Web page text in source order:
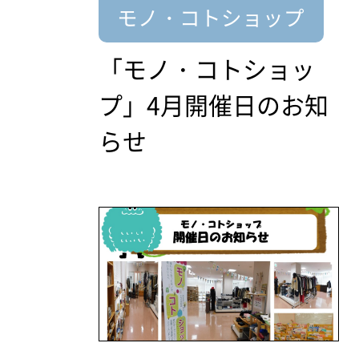
モノ・コトショップ
「モノ・コトショッ
プ」4月開催日のお知
らせ